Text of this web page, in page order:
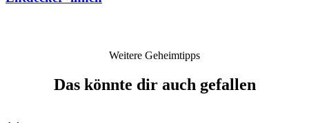
Weitere Geheimtipps
Das könnte dir auch gefallen